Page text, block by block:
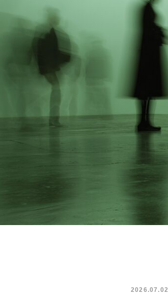
2026.07.02